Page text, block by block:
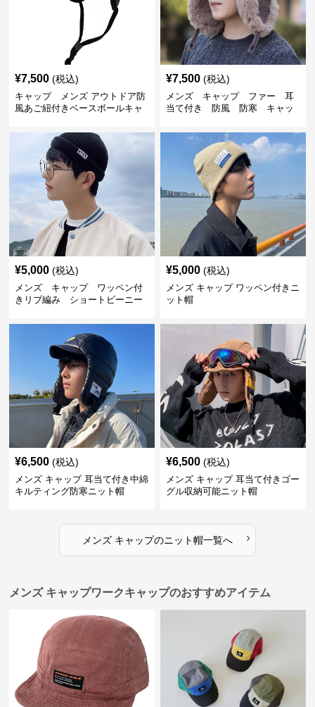
¥7,500 (税込)
キャップ メンズ アウトドア防
風あご紐付きベースボールキャ
¥7,500 (税込)
メンズ キャップ ファー 耳
当て付き 防風 防寒 キャッ
¥5,000 (税込)
メンズ キャップ ワッペン付
きリブ編み ショートビーニー
¥5,000 (税込)
メンズ キャップ ワッペン付きニ
ット帽
¥6,500 (税込)
メンズ キャップ 耳当て付き中綿
キルティング防寒ニット帽
¥6,500 (税込)
メンズ キャップ 耳当て付きゴー
グル収納可能ニット帽
メンズ キャップのニット帽一覧へ ›
メンズ キャップワークキャップのおすすめアイテム